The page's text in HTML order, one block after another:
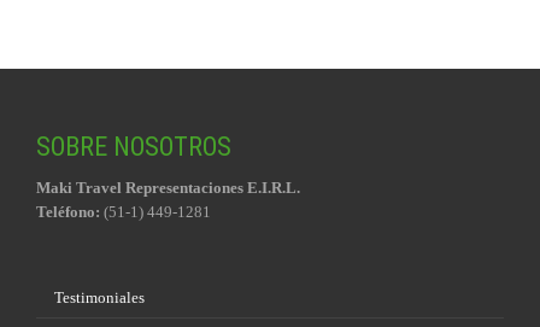
SOBRE NOSOTROS
Maki Travel Representaciones E.I.R.L.
Teléfono: (51-1) 449-1281
Testimoniales